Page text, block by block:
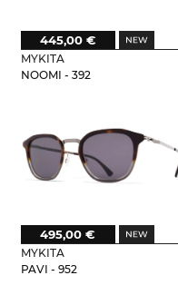
MYKITA
NOOMI - 392
445,00 €
MYKITA
PAVI - 952
495,00 €